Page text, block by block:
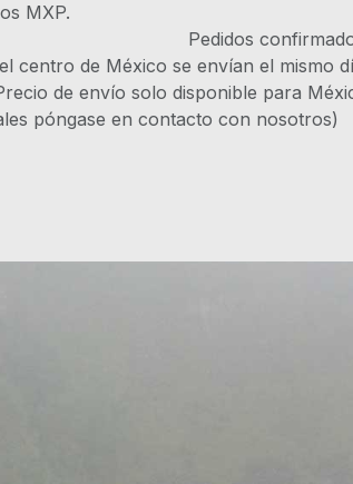
MXP.
Pedidos
centro de México se envían el mismo
de envío solo disponible para
póngase en contacto con nosotros)